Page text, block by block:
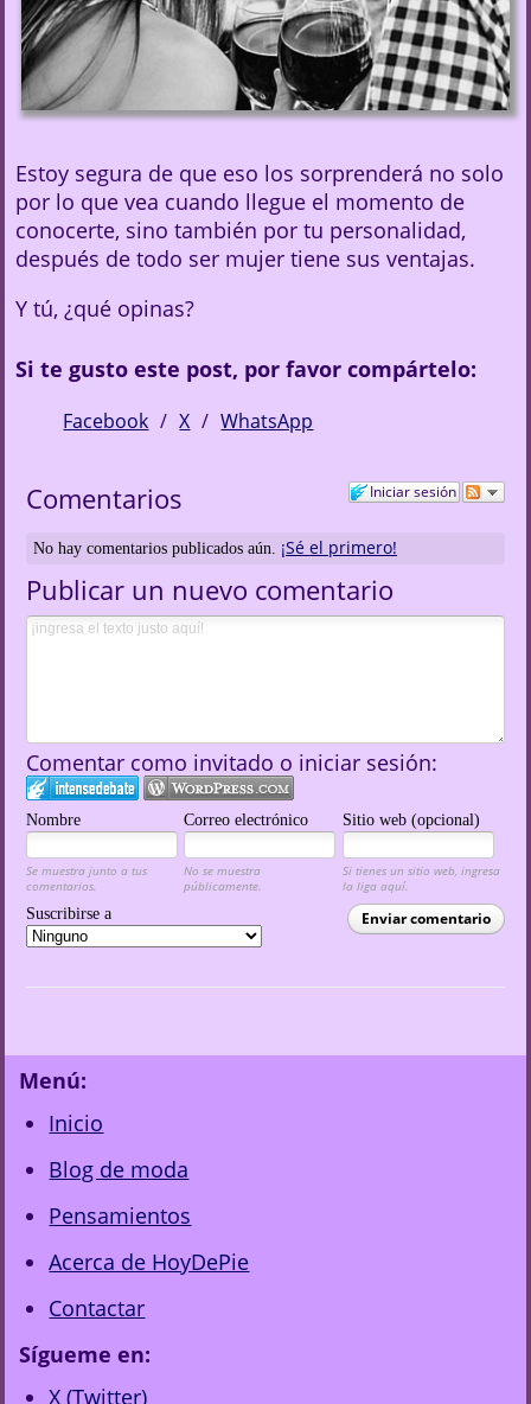
Estoy segura de que eso los sorprenderá no solo
por lo que vea cuando llegue el momento de
conocerte, sino también por tu personalidad,
después de todo ser mujer tiene sus ventajas.
Y tú, ¿qué opinas?
Si te gusto este post, por favor compártelo:
Facebook X WhatsApp
Iniciar sesión
Comentarios
No hay comentarios publicados aún. ¡Sé el primero!
Publicar un nuevo comentario
Comentar como invitado o iniciar sesión:
Nombre Correo electrónico Sitio web (opcional)
Se muestra junto a tus
comentarios.
No se muestra
públicamente.
Si tienes un sitio web, ingresa
la liga aquí.
Enviar comentario
Suscribirse a
Menú:
Inicio
Blog de moda
Pensamientos
Acerca de HoyDePie
Contactar
Sígueme en:
X (Twitter)